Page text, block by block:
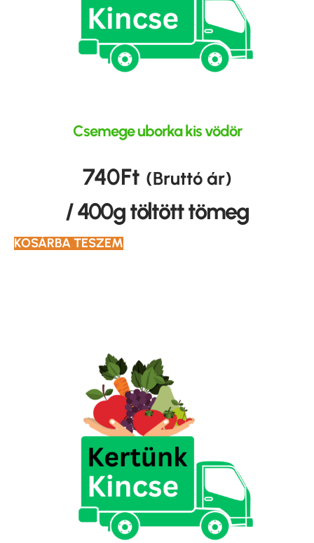
Csemege uborka kis vödör
740Ft (Bruttó ár)
/ 400g töltött tömeg
KOSÁRBA TESZEM